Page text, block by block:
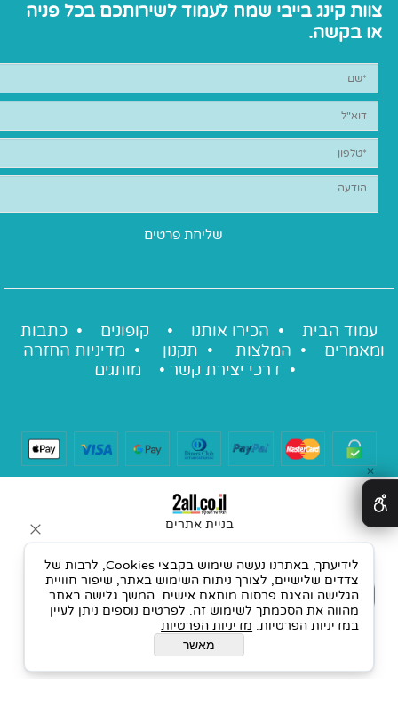
צוות קינג בייבי שמח לעמוד לשירותכם בכל פניה
או בקשה.
עמוד הבית • הכירו אותנו • קופונים • כתבות
ומאמרים • המלצות • תקנון • מדיניות החזרה
• דרכי יצירת קשר • מותגים
בניית אתרים
✕
לידיעתך, באתרנו נעשה שימוש בקבצי Cookies, לרבות של
צדדים שלישיים, לצורך ניתוח השימוש באתר, שיפור חוויית
הגלישה והצגת פרסום מותאם אישית. המשך גלישה באתר
מהווה את הסכמתך לשימוש זה. לפרטים נוספים ניתן לעיין
במדיניות הפרטיות. מדיניות הפרטיות
מאשר